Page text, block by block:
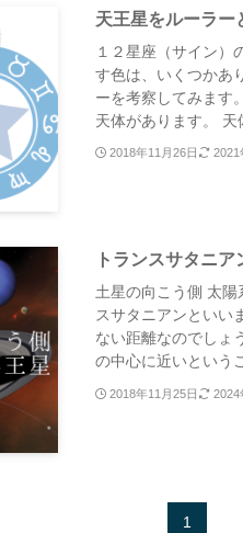
天王星をルーラー
１２星座（サイン）
す色は、いくつかあ
ーを考察してみます
天体があります。 天
2018年11月26日 2021
トランスサタニア
土星の向こう側 太
スサタニアンといい
ない距離なのでしょ
の中心に近いという
2018年11月25日 2024
1